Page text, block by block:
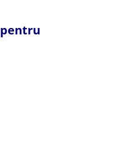
pentru